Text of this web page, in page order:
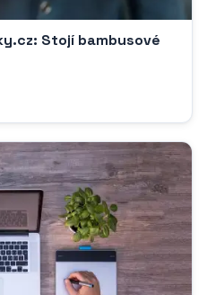
Stojí bambusové